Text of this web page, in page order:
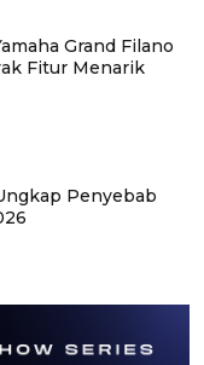
Grand Filano
Fitur Menarik
Penyebab